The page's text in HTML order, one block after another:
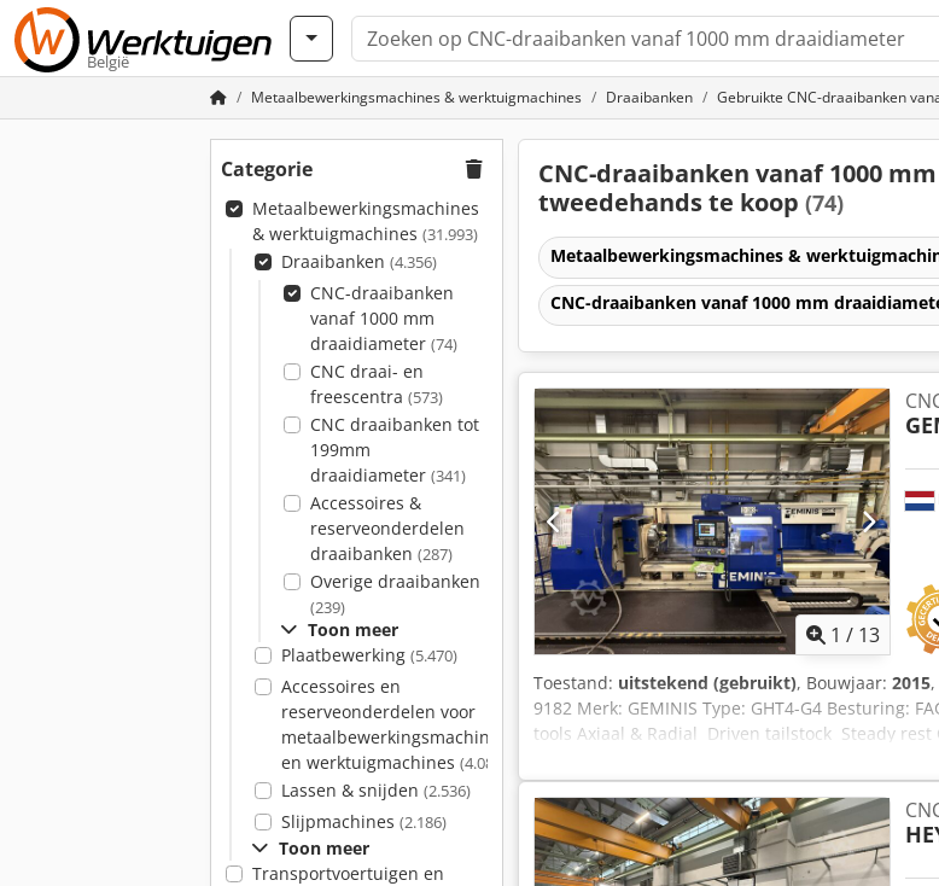
België
Metaalbewerkingsmachines & werktuigmachines Draaibanken Gebruikte CNC-draaibanken
Categorie
Metaalbewerkingsmachines
& werktuigmachines (31.993)
Draaibanken (4.356)
CNC-draaibanken
vanaf 1000 mm
draaidiameter (74)
CNC draai- en
freescentra (573)
CNC draaibanken tot
199mm
draaidiameter (341)
Accessoires &
reserveonderdelen
draaibanken (287)
Overige draaibanken
(239)
Toon meer
Plaatbewerking (5.470)
Accessoires en
reserveonderdelen voor
metaalbewerkingsmachines
en werktuigmachines (4.084)
Lassen & snijden (2.536)
Slijpmachines (2.186)
Toon meer
Transportvoertuigen en
CNC-draaibanken vanaf 1000
tweedehands te koop (74)
Metaalbewerkingsmachines &
CNC-draaibanken vanaf 1000 mm
1 / 13
Toestand: uitstekend (gebruikt), Bouwjaar: 2015
9182 Merk: GEMINIS Type: GHT4-G4 Besturing:
tools Axiaal & Radial Driven tailstock Steady rest
bore 3 guide way bed width 750 mm Max. Draai
Doorlaat - spindel boring: 162mm Toerental:
gereedschap: 3000Rpm Vermogen aangedreven
tegencenter: 250mm Werkstukgewicht: 2500
Hoogte: 2900mm Gewicht: 24000kg